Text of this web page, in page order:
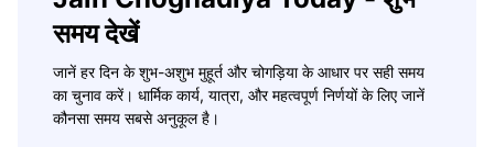
समय देखें
जानें हर दिन के शुभ-अशुभ मुहूर्त और चोगड़िया के आधार पर सही समय
का चुनाव करें। धार्मिक कार्य, यात्रा, और महत्वपूर्ण निर्णयों के लिए जानें
कौनसा समय सबसे अनुकूल है।